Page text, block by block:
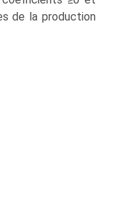
de la production